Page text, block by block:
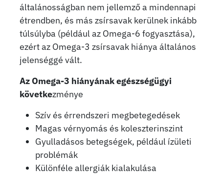
általánosságban nem jellemző a mindennapi
étrendben, és más zsírsavak kerülnek inkább
túlsúlyba (például az Omega-6 fogyasztása),
ezért az Omega-3 zsírsavak hiánya általános
jelenséggé vált.
Az Omega-3 hiányának egészségügyi
következménye
Szív és érrendszeri megbetegedések
Magas vérnyomás és koleszterinszint
Gyulladásos betegségek, például ízületi
problémák
Különféle allergiák kialakulása